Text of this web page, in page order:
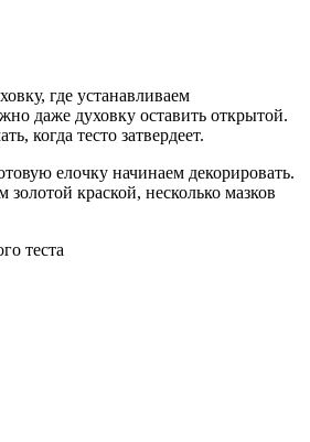
где устанавливаем
даже духовку оставить открытой.
когда тесто затвердеет.
елочку начинаем декорировать.
золотой краской, несколько мазков